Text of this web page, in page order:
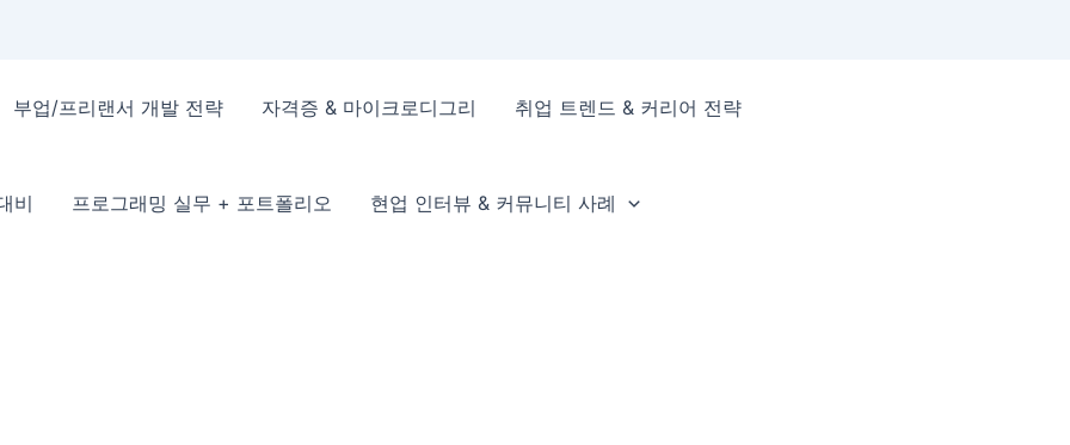
부업/프리랜서 개발 전략 자격증 & 마이크로디그리 취업 트렌드 & 커리어 전략
비 프로그래밍 실무 + 포트폴리오 현업 인터뷰 & 커뮤니티 사례